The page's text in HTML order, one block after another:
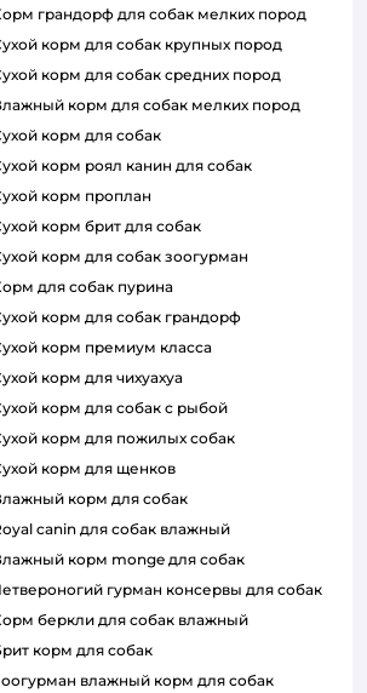
корм грандорф для собак мелких пород
сухой корм для собак крупных пород
сухой корм для собак средних пород
влажный корм для собак мелких пород
сухой корм для собак
сухой корм роял канин для собак
сухой корм проплан
сухой корм брит для собак
сухой корм для собак зоогурман
корм для собак пурина
сухой корм для собак грандорф
сухой корм премиум класса
сухой корм для чихуахуа
сухой корм для собак с рыбой
сухой корм для пожилых собак
сухой корм для щенков
влажный корм для собак
royal canin для собак влажный
влажный корм monge для собак
четвероногий гурман консервы для собак
корм беркли для собак влажный
брит корм для собак
зоогурман влажный корм для собак